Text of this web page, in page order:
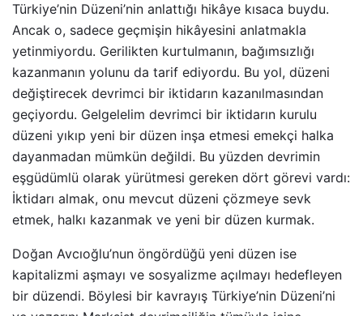
Türkiye’nin Düzeni’nin anlattığı hikâye kısaca buydu.
Ancak o, sadece geçmişin hikâyesini anlatmakla
yetinmiyordu. Gerilikten kurtulmanın, bağımsızlığı
kazanmanın yolunu da tarif ediyordu. Bu yol, düzeni
değiştirecek devrimci bir iktidarın kazanılmasından
geçiyordu. Gelgelelim devrimci bir iktidarın kurulu
düzeni yıkıp yeni bir düzen inşa etmesi emekçi halka
dayanmadan mümkün değildi. Bu yüzden devrimin
eşgüdümlü olarak yürütmesi gereken dört görevi vardı:
İktidarı almak, onu mevcut düzeni çözmeye sevk
etmek, halkı kazanmak ve yeni bir düzen kurmak.
Doğan Avcıoğlu’nun öngördüğü yeni düzen ise
kapitalizmi aşmayı ve sosyalizme açılmayı hedefleyen
bir düzendi. Böylesi bir kavrayış Türkiye’nin Düzeni’ni